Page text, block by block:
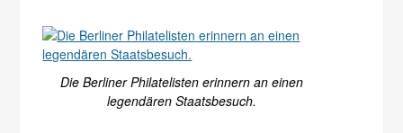
Die Berliner Philatelisten erinnern an einen
legendären Staatsbesuch.